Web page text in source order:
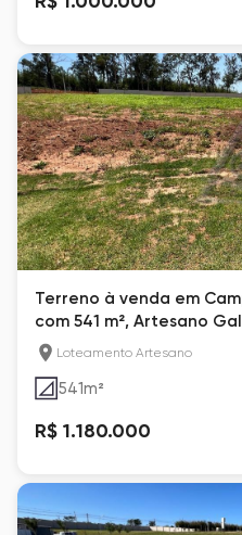
Terreno à venda em
com 541 m², Artesano
Loteamento Artesano
541m²
R$ 1.180.000